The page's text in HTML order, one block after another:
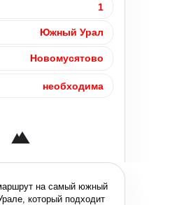
1
Южный Урал
Новомусятово
необходима
на самый южный
который подходит